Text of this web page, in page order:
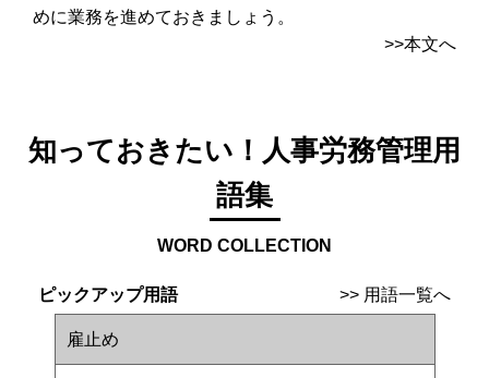
めに業務を進めておきましょう。
>>本文へ
知っておきたい！人事労務管理用
語集
WORD COLLECTION
ピックアップ用語 >> 用語一覧へ
雇止め